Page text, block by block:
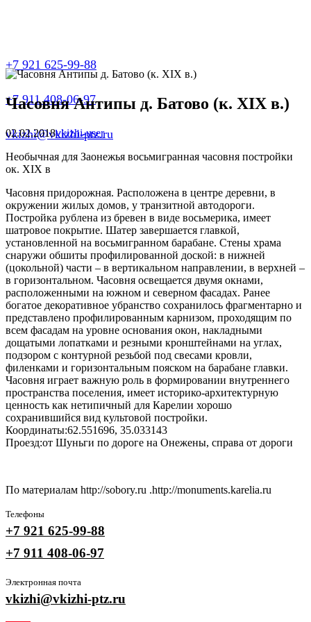
+7 921 625-99-88
+7 911 408-06-97
vkizhi@vkizhi-ptz.ru
Часовня Антипы д. Батово (к. ХIХ в.)
02.02.2018vkizhi-user
Необычная для Заонежья восьмигранная часовня постройки
ок. ХIХ в
Часовня придорожная. Расположена в центре деревни, в
окружении жилых домов, у транзитной автодороги.
Постройка рублена из бревен в виде восьмерика, имеет
шатровое покрытие. Шатер завершается главкой,
установленной на восьмигранном барабане. Стены храма
снаружи обшиты профилированной доской: в нижней
(цокольной) части – в вертикальном направлении, в верхней –
в горизонтальном. Часовня освещается двумя окнами,
расположенными на южном и северном фасадах. Ранее
богатое декоративное убранство сохранилось фрагментарно и
представлено профилированным карнизом, проходящим по
всем фасадам на уровне основания окон, накладными
дощатыми лопатками и резными кронштейнами на углах,
подзором с контурной резьбой под свесами кровли,
филенками и горизонтальным пояском на барабане главки.
Часовня играет важную роль в формировании внутреннего
пространства поселения, имеет историко-архитектурную
ценность как нетипичный для Карелии хорошо
сохранившийся вид культовой постройки.
Координаты:62.551696, 35.033143
Проезд:от Шуньги по дороге на Онежены, справа от дороги
По материалам http://sobory.ru .http://monuments.karelia.ru
Телефоны
+7 921 625-99-88
+7 911 408-06-97
Электронная почта
vkizhi@vkizhi-ptz.ru